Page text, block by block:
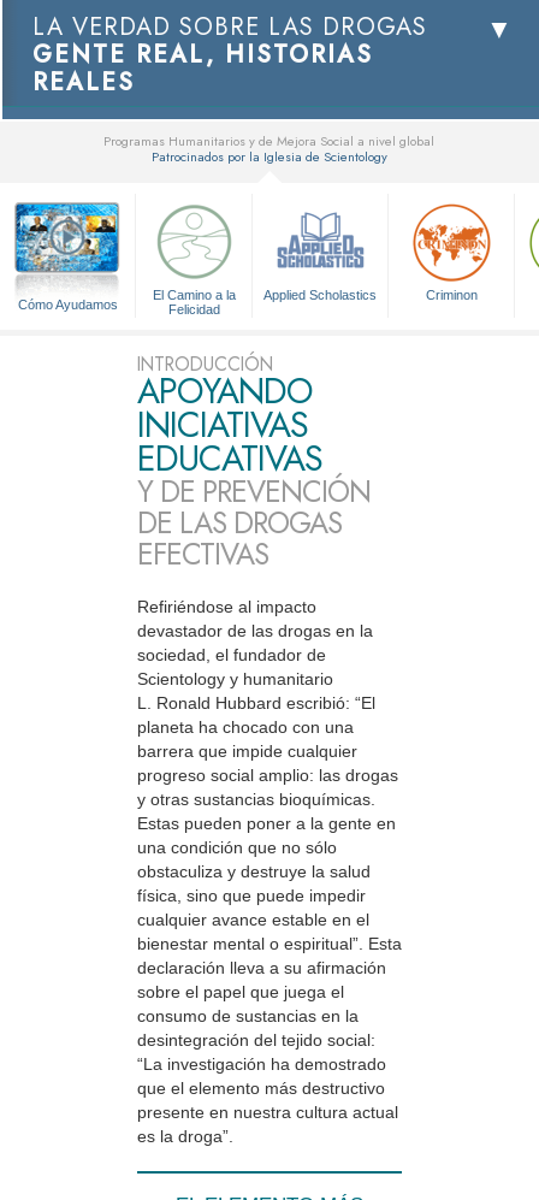
LA VERDAD SOBRE LAS DROGAS
GENTE REAL, HISTORIAS
REALES
Programas Humanitarios y de Mejora Social a nivel global
Patrocinados por la Iglesia de Scientology
Cómo Ayudamos
El Camino a la
Felicidad
Applied Scholastics Criminon
INTRODUCCIÓN
APOYANDO
INICIATIVAS
EDUCATIVAS
Y DE PREVENCIÓN
DE LAS DROGAS
EFECTIVAS
Refiriéndose al impacto
devastador de las drogas en la
sociedad, el fundador de
Scientology y humanitario
L. Ronald Hubbard escribió: “El
planeta ha chocado con una
barrera que impide cualquier
progreso social amplio: las drogas
y otras sustancias bioquímicas.
Estas pueden poner a la gente en
una condición que no sólo
obstaculiza y destruye la salud
física, sino que puede impedir
cualquier avance estable en el
bienestar mental o espiritual”. Esta
declaración lleva a su afirmación
sobre el papel que juega el
consumo de sustancias en la
desintegración del tejido social:
“La investigación ha demostrado
que el elemento más destructivo
presente en nuestra cultura actual
es la droga”.